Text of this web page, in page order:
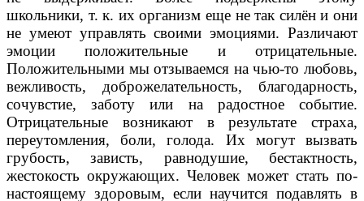
школьники, т. к. их организм еще не так силён и они
не умеют управлять своими эмоциями. Различают
эмоции положительные и отрицательные.
Положительными мы отзываемся на чью-то любовь,
вежливость, доброжелательность, благодарность,
сочувстие, заботу или на радостное событие.
Отрицательные возникают в результате страха,
переутомления, боли, голода. Их могут вызвать
грубость, зависть, равнодушие, бестактность,
жестокость окружающих. Человек может стать по-
настоящему здоровым, если научится подавлять в